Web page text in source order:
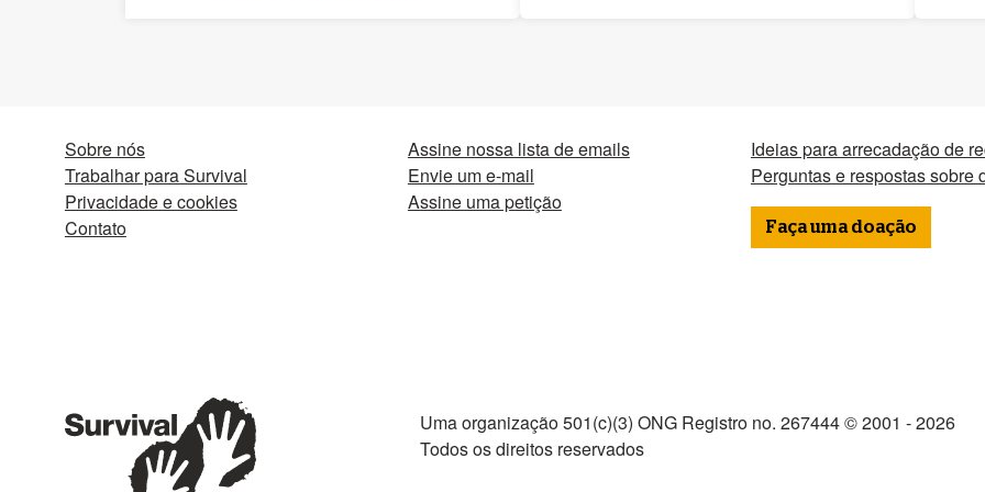
Sobre nós
Trabalhar para Survival
Privacidade e cookies
Contato
Assine nossa lista de emails
Envie um e-mail
Assine uma petição
Ideias para arrecadação de
Perguntas e respostas sobre
Faça uma doação
Uma organização 501(c)(3) ONG Registro no. 267444 © 2001 - 2026
Todos os direitos reservados